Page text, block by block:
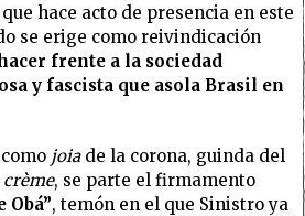
que hace acto de presencia en este
se erige como reivindicación
frente a la sociedad
y fascista que asola Brasil en
joiade la corona, guinda del
crème, se parte el firmamento
Obá”, temón en el que Sinistro ya